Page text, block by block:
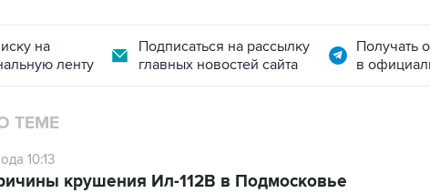
на
ленту
Подписаться на рассылку
главных новостей сайта
Получать
в
ТЕМЕ
10:13
крушения Ил-112В в Подмосковье